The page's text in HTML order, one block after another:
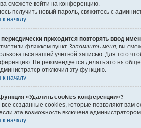
сможете войти на конференцию.
получить новый пароль, свяжитесь с
к началу
приходится повторять ввод
флажком пункт Запомнить меня, вы
вашей учётной записью. Для того
Не рекомендуется делать это на
отключил эту функцию.
к началу
«Удалить cookies конференции»?
созданные cookies, которые позволяют вам
эта возможность включена
к началу